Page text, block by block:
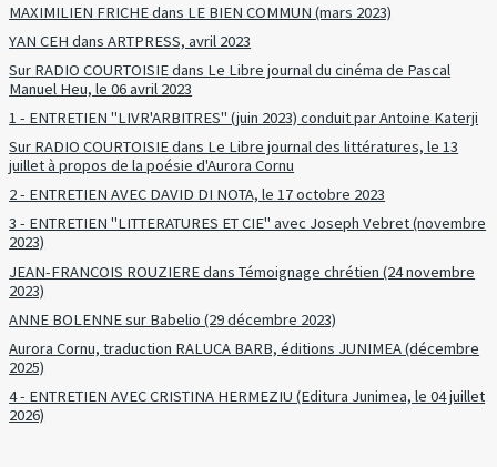
MAXIMILIEN FRICHE dans LE BIEN COMMUN (mars 2023)
YAN CEH dans ARTPRESS, avril 2023
Sur RADIO COURTOISIE dans Le Libre journal du cinéma de Pascal
Manuel Heu, le 06 avril 2023
1 - ENTRETIEN "LIVR'ARBITRES" (juin 2023) conduit par Antoine Katerji
Sur RADIO COURTOISIE dans Le Libre journal des littératures, le 13
juillet à propos de la poésie d'Aurora Cornu
2 - ENTRETIEN AVEC DAVID DI NOTA, le 17 octobre 2023
3 - ENTRETIEN "LITTERATURES ET CIE" avec Joseph Vebret (novembre
2023)
JEAN-FRANCOIS ROUZIERE dans Témoignage chrétien (24 novembre
2023)
ANNE BOLENNE sur Babelio (29 décembre 2023)
Aurora Cornu, traduction RALUCA BARB, éditions JUNIMEA (décembre
2025)
4 - ENTRETIEN AVEC CRISTINA HERMEZIU (Editura Junimea, le 04 juillet
2026)